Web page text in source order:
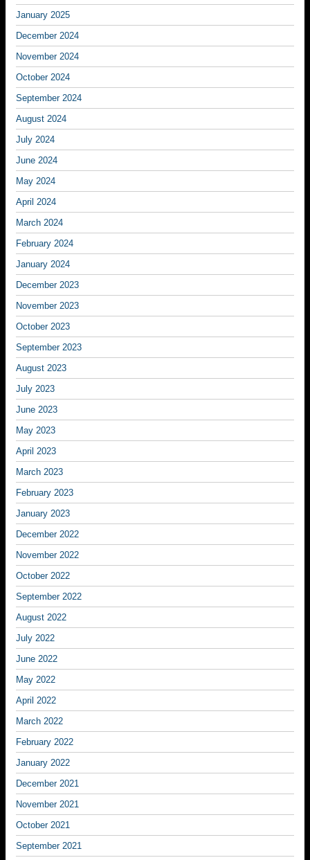
January 2025
December 2024
November 2024
October 2024
September 2024
August 2024
July 2024
June 2024
May 2024
April 2024
March 2024
February 2024
January 2024
December 2023
November 2023
October 2023
September 2023
August 2023
July 2023
June 2023
May 2023
April 2023
March 2023
February 2023
January 2023
December 2022
November 2022
October 2022
September 2022
August 2022
July 2022
June 2022
May 2022
April 2022
March 2022
February 2022
January 2022
December 2021
November 2021
October 2021
September 2021